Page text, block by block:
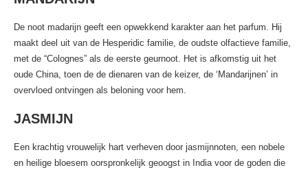
De noot madarijn geeft een opwekkend karakter aan het parfum. Hij
maakt deel uit van de Hesperidic familie, de oudste olfactieve familie,
met de “Colognes” als de eerste geurnoot. Het is afkomstig uit het
oude China, toen de de dienaren van de keizer, de ‘Mandarijnen’ in
overvloed ontvingen als beloning voor hem.
JASMIJN
Een krachtig vrouwelijk hart verheven door jasmijnnoten, een nobele
en heilige bloesem oorspronkelijk geoogst in India voor de goden die